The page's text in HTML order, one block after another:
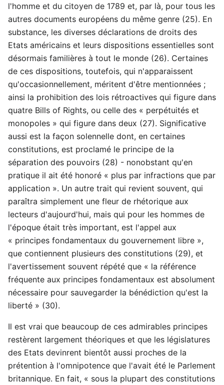
l'homme et du citoyen de 1789 et, par là, pour tous les
autres documents européens du même genre (25). En
substance, les diverses déclarations de droits des
Etats américains et leurs dispositions essentielles sont
désormais familières à tout le monde (26). Certaines
de ces dispositions, toutefois, qui n'apparaissent
qu'occasionnellement, méritent d'être mentionnées ;
ainsi la prohibition des lois rétroactives qui figure dans
quatre Bills of Rights, ou celle des « perpétuités et
monopoles » qui figure dans deux (27). Significative
aussi est la façon solennelle dont, en certaines
constitutions, est proclamé le principe de la
séparation des pouvoirs (28) - nonobstant qu'en
pratique il ait été honoré « plus par infractions que par
application ». Un autre trait qui revient souvent, qui
paraîtra simplement une fleur de rhétorique aux
lecteurs d'aujourd'hui, mais qui pour les hommes de
l'époque était très important, est l'appel aux
« principes fondamentaux du gouvernement libre »,
que contiennent plusieurs des constitutions (29), et
l'avertissement souvent répété que « la référence
fréquente aux principes fondamentaux est absolument
nécessaire pour sauvegarder la bénédiction qu'est la
liberté » (30).
Il est vrai que beaucoup de ces admirables principes
restèrent largement théoriques et que les législatures
des Etats devinrent bientôt aussi proches de la
prétention à l'omnipotence que l'avait été le Parlement
britannique. En fait, « sous la plupart des constitutions